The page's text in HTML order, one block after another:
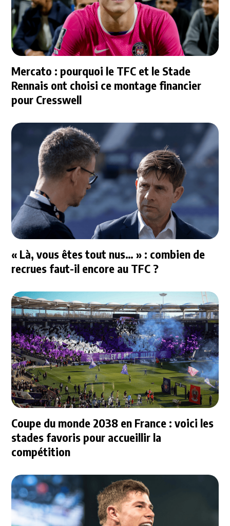
Mercato : pourquoi le TFC et le Stade
Rennais ont choisi ce montage financier
pour Cresswell
« Là, vous êtes tout nus… » : combien de
recrues faut-il encore au TFC ?
Coupe du monde 2038 en France : voici les
stades favoris pour accueillir la
compétition